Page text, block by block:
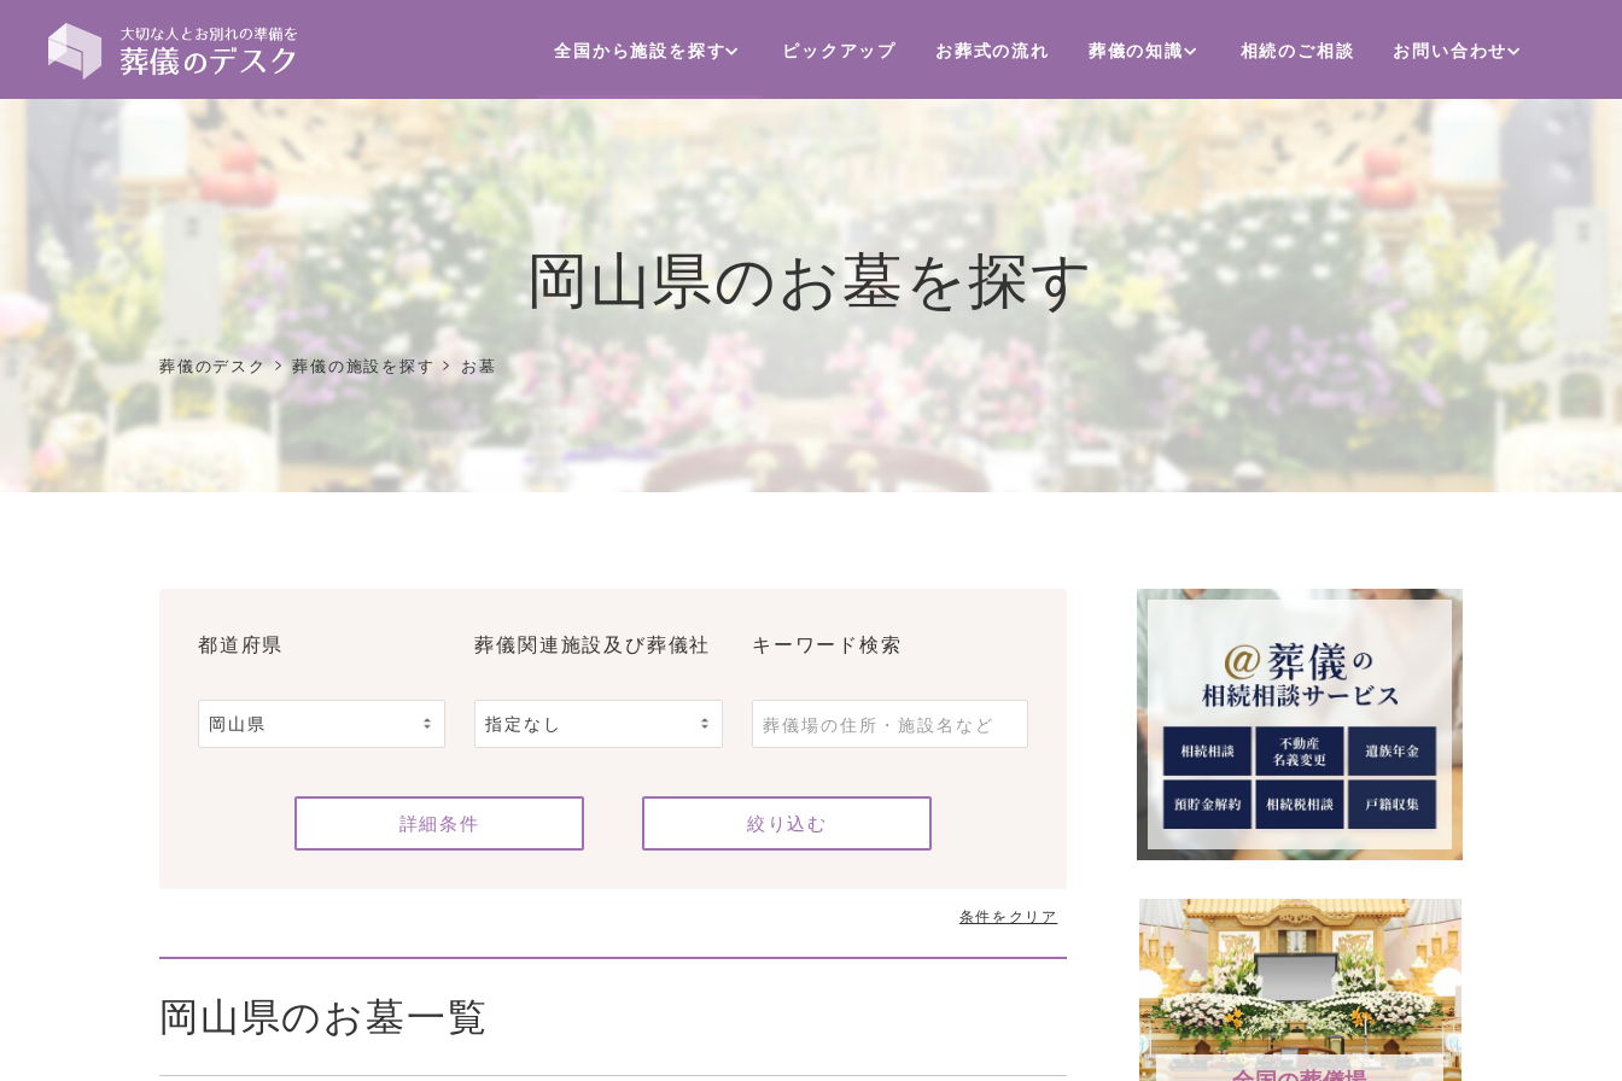
全国から施設を探す ピックアップ お葬式の流れ 葬儀の知識 相続のご相談 お問い合わせ
岡山県のお墓を探す
葬儀のデスク>葬儀の施設を探す > お墓
都道府県 葬儀関連施設及び葬儀社 キーワード検索
条件をクリア
詳細条件
岡山県のお墓一覧